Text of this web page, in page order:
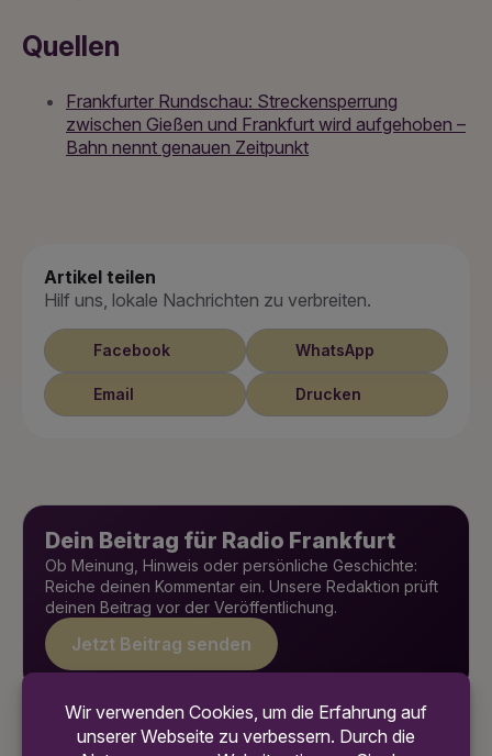
Quellen
Frankfurter Rundschau: Streckensperrung
zwischen Gießen und Frankfurt wird aufgehoben –
Bahn nennt genauen Zeitpunkt
Artikel teilen
Hilf uns, lokale Nachrichten zu verbreiten.
Facebook WhatsApp
Email Drucken
Dein Beitrag für Radio Frankfurt
Ob Meinung, Hinweis oder persönliche Geschichte:
Reiche deinen Kommentar ein. Unsere Redaktion prüft
deinen Beitrag vor der Veröffentlichung.
Jetzt Beitrag senden